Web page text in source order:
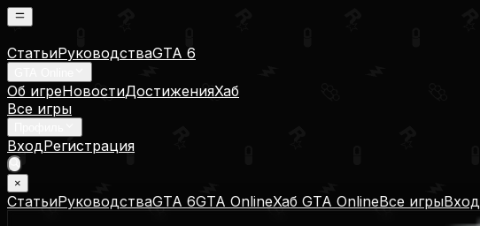
СтатьиРуководстваGTA 6
Об игреНовостиДостиженияХаб
Все игры
ВходРегистрация
×
СтатьиРуководстваGTA 6GTA OnlineХаб GTA OnlineВсе игрыВход